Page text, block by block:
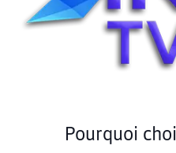
Pourquoi